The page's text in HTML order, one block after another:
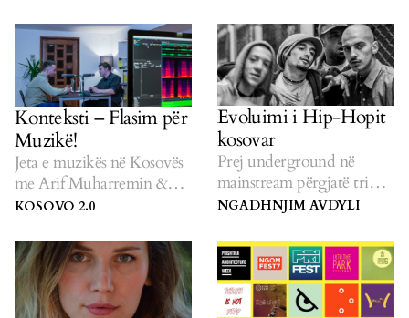
Konteksti – Flasim për
Muzikë!
Jeta e muzikës në Kosovës
me Arif Muharremin &
Alush Gashin.
KOSOVO 2.0
Evoluimi i Hip-Hopit
kosovar
Prej underground në
mainstream përgjatë tri
dekadave.
NGADHNJIM AVDYLI